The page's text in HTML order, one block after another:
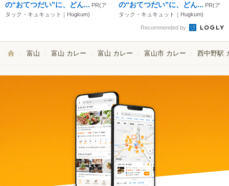
の“おてつだい”に、どん... PR(ア
タック・キュキュット｜Hugkum)
の“おてつだい”に、どん... PR(ア
タック・キュキュット｜Hugkum)
Recommended by
富山 富山 カレー 富山 カレー 富山市 カレー 西中野駅